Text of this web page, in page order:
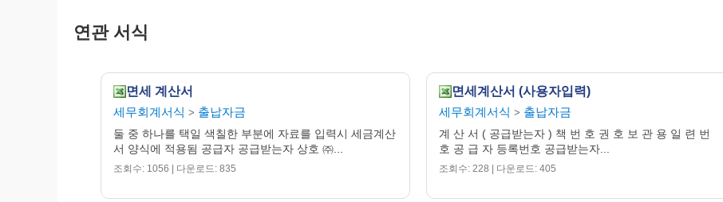
연관 서식
면세 계산서
세무회계서식 > 출납자금
둘 중 하나를 택일 색칠한 부분에 자료를 입력시 세금계산
서 양식에 적용됨 공급자 공급받는자 상호 ㈜...
조회수: 1056 | 다운로드: 835
면세계산서 (사용자입력)
세무회계서식 > 출납자금
계 산 서 ( 공급받는자 ) 책 번 호 권 호 보 관 용 일 련 번
호 공 급 자 등록번호 공급받는자...
조회수: 228 | 다운로드: 405